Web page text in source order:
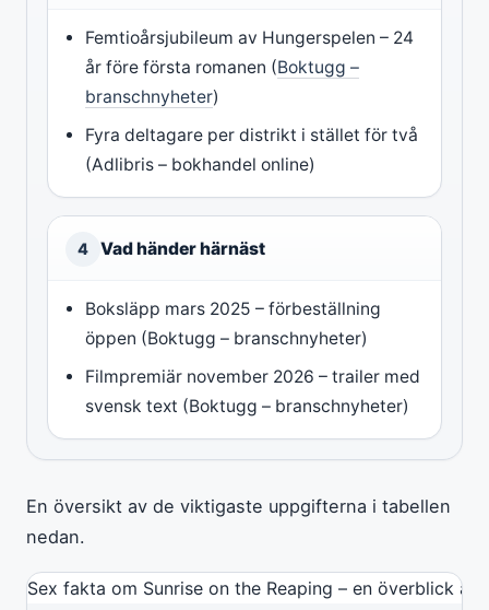
Femtioårsjubileum av Hungerspelen – 24
år före första romanen (Boktugg –
branschnyheter)
Fyra deltagare per distrikt i stället för två
(Adlibris – bokhandel online)
4 Vad händer härnäst
Boksläpp mars 2025 – förbeställning
öppen (Boktugg – branschnyheter)
Filmpremiär november 2026 – trailer med
svensk text (Boktugg – branschnyheter)
En översikt av de viktigaste uppgifterna i tabellen
nedan.
Sex fakta om Sunrise on the Reaping – en överblick av